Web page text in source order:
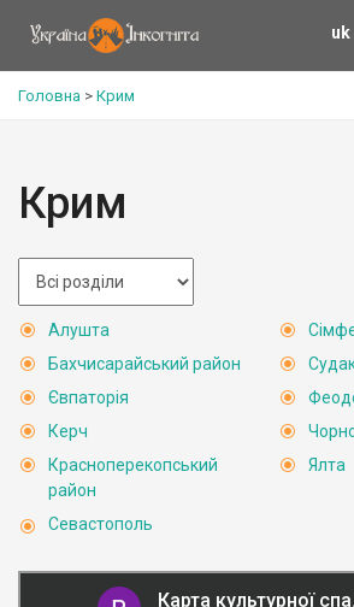
uk
Головна > Крим
Крим
Алушта
Бахчисарайський район
Євпаторія
Керч
Красноперекопський
район
Севастополь
Ялта